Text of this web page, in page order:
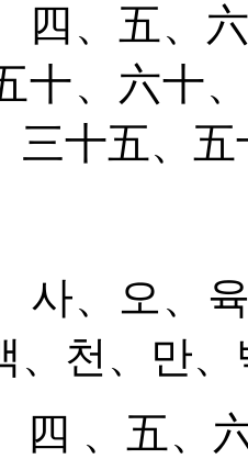
四、五、
十、六十
三十五、
사、오、
、천、만
四 、五、